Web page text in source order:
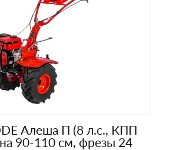
Алеша П (8 л.с., КПП
90-110 см, фрезы 24